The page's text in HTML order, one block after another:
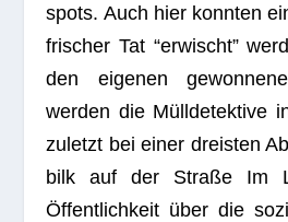
spots. Auch hier konn­ten
fri­scher Tat “erwischt”
den eige­nen
wer­den die Müll­de­tek­tive
zuletzt bei einer dreis­ten
bilk auf der Straße Im
Öffent­lich­keit über die